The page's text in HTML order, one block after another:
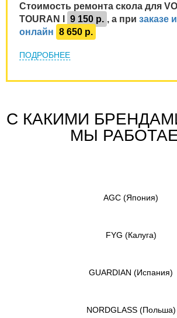
Стоимость ремонта скола для
TOURAN I
9 150 р. , а при заказе
онлайн 8 650 р.
ПОДРОБНЕЕ
С КАКИМИ
МЫ
AGC (Япония)
FYG (Калуга)
GUARDIAN (Испания)
NORDGLASS (Польша)